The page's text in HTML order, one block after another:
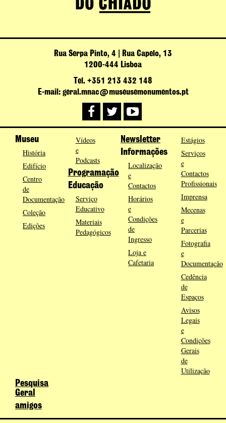
Rua Serpa Pinto, 4 | Rua Capelo, 13
1200-444 Lisboa
Tel. +351 213 432 148
E-mail: geral.mnac@museusemonumentos.pt
Museu
História
Edifício
Centro
de
Documentação
Coleção
Edições
Vídeos
e
Podcasts
Programação
Educação
Serviço
Educativo
Materiais
Pedagógicos
Newsletter
Informações
Localização
e
Contactos
Horários
e
Condições
de
Ingresso
Loja e
Cafetaria
Estágios
Serviços
e
Contactos
Profissionais
Imprensa
Mecenas
e
Parcerias
Fotografia
e
Documentação
Cedência
de
Espaços
Avisos
Legais
e
Condições
Gerais
de
Utilização
Pesquisa
Geral
amigos